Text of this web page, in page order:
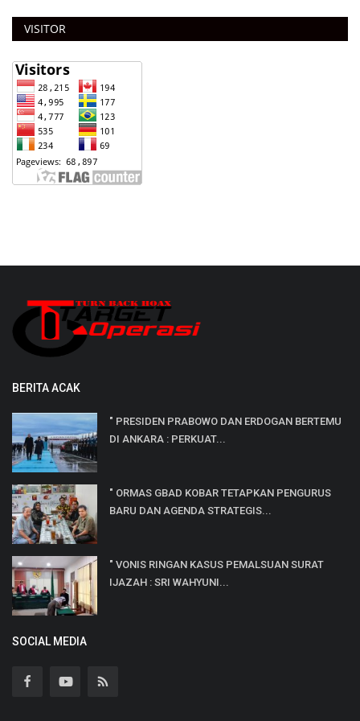
VISITOR
BERITA ACAK
" PRESIDEN PRABOWO DAN ERDOGAN BERTEMU
DI ANKARA : PERKUAT...
" ORMAS GBAD KOBAR TETAPKAN PENGURUS
BARU DAN AGENDA STRATEGIS...
" VONIS RINGAN KASUS PEMALSUAN SURAT
IJAZAH : SRI WAHYUNI...
SOCIAL MEDIA